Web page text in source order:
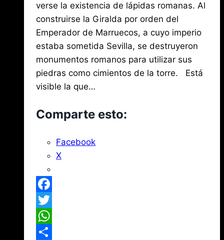
de
Mena
2017agosto
3,
2026
verse la existencia de lápidas romanas. Al
construirse la Giralda por orden del
Emperador de Marruecos, a cuyo imperio
estaba sometida Sevilla, se destruyeron
monumentos romanos para utilizar sus
piedras como cimientos de la torre. Está
visible la que…
Comparte esto:
Facebook
X
Facebook
Twitter
WhatsApp